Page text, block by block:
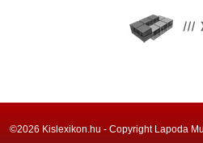
©2026 Kislexikon.hu - Copyright Lapoda